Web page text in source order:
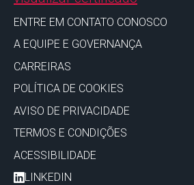
ENTRE EM CONTATO CONOSCO
A EQUIPE E GOVERNANÇA
CARREIRAS
POLÍTICA DE COOKIES
AVISO DE PRIVACIDADE
TERMOS E CONDIÇÕES
ACESSIBILIDADE
LINKEDIN